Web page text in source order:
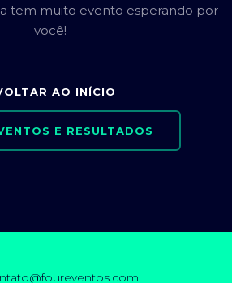
tem muito evento esperando por
você!
AO INÍCIO
E RESULTADOS